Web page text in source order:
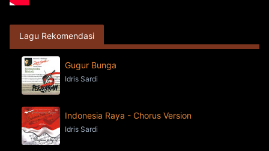
Lagu Rekomendasi
Gugur Bunga
Idris Sardi
Indonesia Raya - Chorus Version
Idris Sardi